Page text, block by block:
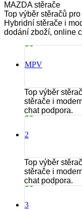
MAZDA stěrače
Top výběr stěračů
Hybridní stěrače i
dodání zboží, online
MPV
Top výběr
stěrače i
chat podpora.
2
Top výběr
stěrače i
chat podpora.
3